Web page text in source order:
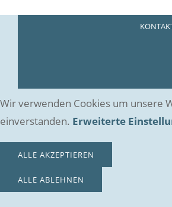
Wir verwenden Cookies um unsere
einverstanden. Erweiterte
ALLE AKZEPTIEREN
ALLE ABLEHNEN